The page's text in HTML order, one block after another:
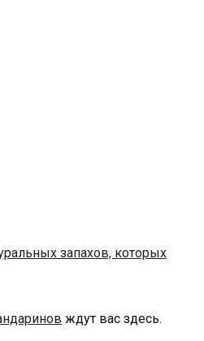
запахов, которых
ждут вас здесь.